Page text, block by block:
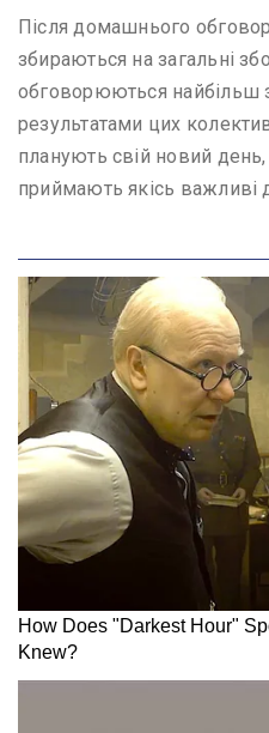
Після домашнього
збираються на загальні
обговорюються найбільш
результатами цих
планують свій новий
приймають якісь важливі